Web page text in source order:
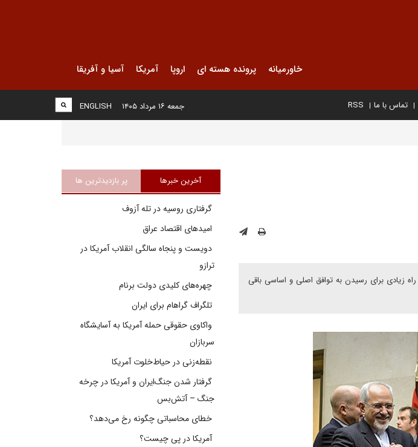
خاورمیانه پرونده هسته ای اروپا آمریکا آسیا و آفریقا
تماس با ما RSS
ENGLISH جمعه ۱۶ مرداد ۱۴۰۵
زیادی برای رسیدن به توافق اصلی و اساسی باقی
آخرین خبرها پر بازدیدترین ها
گرفتاری روسیه در تله آزوف
امیدهای اقتصاد عراق
دویست و پنجاه سالگی انقلاب آمریکا در
ترازو
چهره‌های کلیدی دولت برنام
تلگراف گراهام برای ایران
واکاوی حقوقی حمله آمریکا به آسایشگاه
سربازان
نقطه‌زنی در حیاط‌خلوت آمریکا
گرفتار شدن جنگ‌ایران و آمریکا در چرخه
جنگ – آتش‌بس
خطای محاسباتی چگونه رخ می‌دهد؟
آمریکا در پی چیست؟